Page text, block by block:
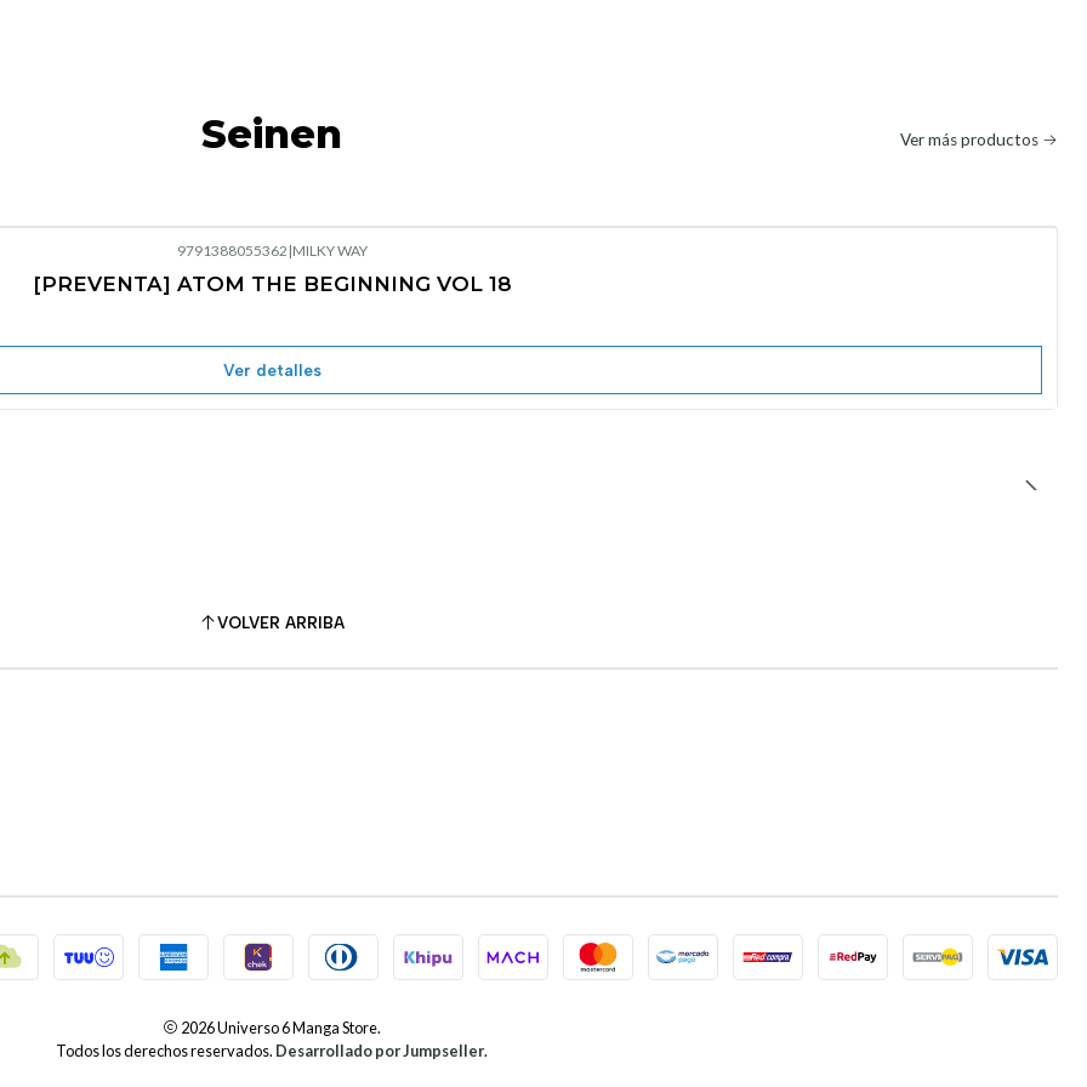
Seinen Ver más productos
9791388055362 |MILKY WAY
[PREVENTA] ATOM THE BEGINNING VOL 18
Ver detalles
VOLVER ARRIBA
2026 Universo 6 Manga Store.
Todos los derechos reservados. Desarrollado por Jumpseller.